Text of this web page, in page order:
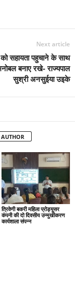
Next article
सहायता पहुचाने के साथ
बनाए रखे- राज्यपाल
सुश्री अनसुईया उइके
त्रिवेणी बकरी महिला प्रोड्यूसर
कंपनी की दो दिवसीय उन्मुखीकरण
कार्यशाला संपन्न